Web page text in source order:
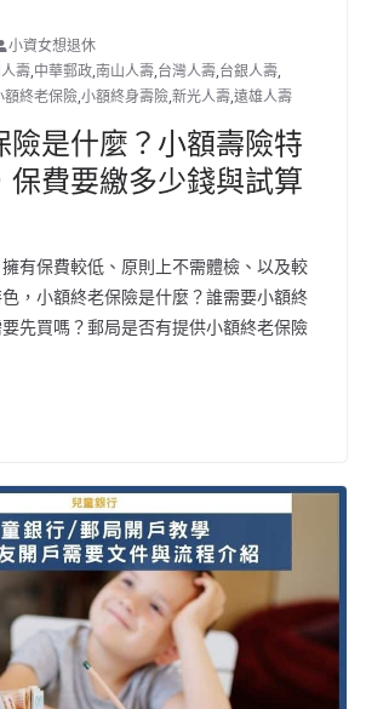
小資女想退休
壽,中華郵政,南山人壽,台灣人壽,台銀人壽,
額終老保險,小額終身壽險,新光人壽,遠雄人壽
險是什麼？小額壽險特
保費要繳多少錢與試算
擁有保費較低、原則上不需體檢、以及較
，小額終老保險是什麼？誰需要小額終
先買嗎？郵局是否有提供小額終老保險